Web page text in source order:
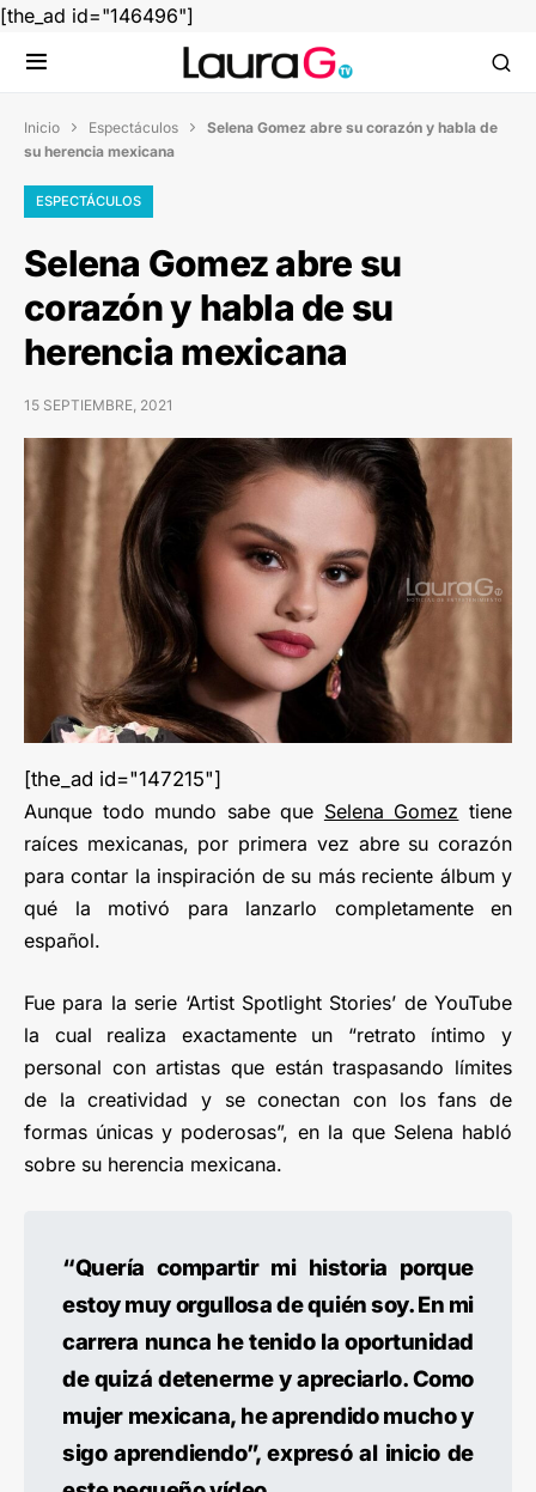
[the_ad id="146496"]
Inicio  Espectáculos  Selena Gomez abre su corazón y habla de
su herencia mexicana
ESPECTÁCULOS
Selena Gomez abre su
corazón y habla de su
herencia mexicana
15 SEPTIEMBRE, 2021
[the_ad id="147215"]
Aunque todo mundo sabe que Selena Gomez tiene
raíces mexicanas, por primera vez abre su corazón
para contar la inspiración de su más reciente álbum y
qué la motivó para lanzarlo completamente en
español.
Fue para la serie ‘Artist Spotlight Stories’ de YouTube
la cual realiza exactamente un “retrato íntimo y
personal con artistas que están traspasando límites
de la creatividad y se conectan con los fans de
formas únicas y poderosas”, en la que Selena habló
sobre su herencia mexicana.
“Quería compartir mi historia porque
estoy muy orgullosa de quién soy. En mi
carrera nunca he tenido la oportunidad
de quizá detenerme y apreciarlo. Como
mujer mexicana, he aprendido mucho y
sigo aprendiendo”, expresó al inicio de